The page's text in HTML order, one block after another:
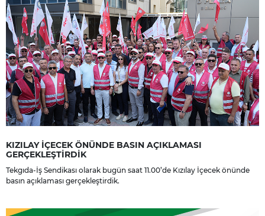
KIZILAY İÇECEK ÖNÜNDE BASIN AÇIKLAMASI
GERÇEKLEŞTİRDİK
Tekgıda-İş Sendikası olarak bugün saat 11.00’de Kızılay İçecek önünde
basın açıklaması gerçekleştirdik.